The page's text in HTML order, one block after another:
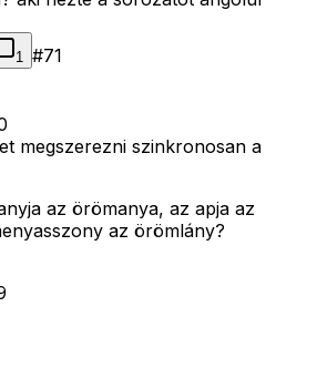
1 #71
megszerezni szinkronosan a
az örömanya, az apja az
az örömlány?